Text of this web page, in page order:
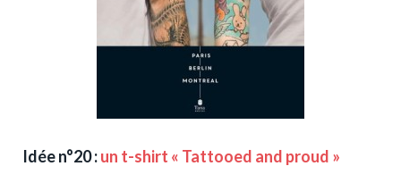
Idée n°20 :un t-shirt « Tattooed and proud »